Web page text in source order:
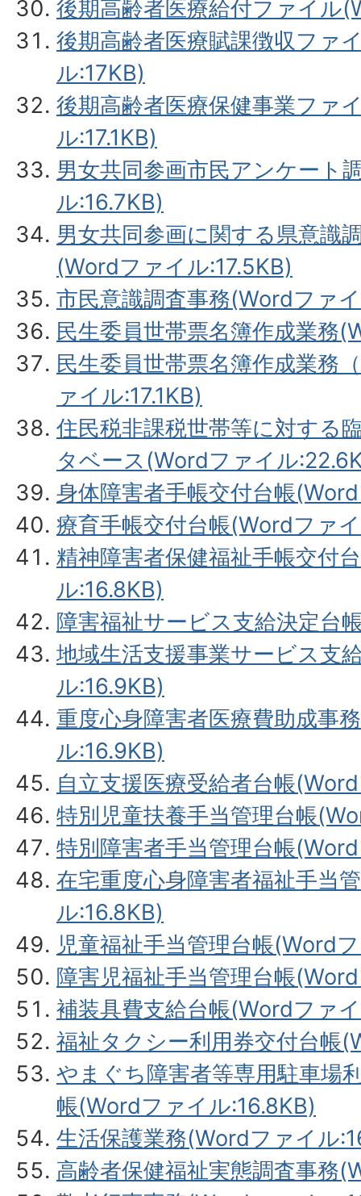
後期高齢者医療給付ファイル
後期高齢者医療賦課徴収ファ
ル:17KB)
後期高齢者医療保健事業ファ
ル:17.1KB)
男女共同参画市民アンケート
ル:16.7KB)
男女共同参画に関する県意識
(Wordファイル:17.5KB)
市民意識調査事務(Wordファ
民生委員世帯票名簿作成業務
民生委員世帯票名簿作成業務
ァイル:17.1KB)
住民税非課税世帯等に対する
タベース(Wordファイル
身体障害者手帳交付台帳
療育手帳交付台帳(Wordファ
精神障害者保健福祉手帳交付
ル:16.8KB)
障害福祉サービス支給決定台
地域生活支援事業サービス支
ル:16.9KB)
重度心身障害者医療費助成事
ル:16.9KB)
自立支援医療受給者台帳
特別児童扶養手当管理台帳
特別障害者手当管理台帳
在宅重度心身障害者福祉手当
ル:16.8KB)
児童福祉手当管理台帳(Word
障害児福祉手当管理台帳
補装具費支給台帳(Wordファ
福祉タクシー利用券交付台帳
やまぐち障害者等専用駐車場
帳(Wordファイル:16.8KB)
生活保護業務(Wordファイル
高齢者保健福祉実態調査事務